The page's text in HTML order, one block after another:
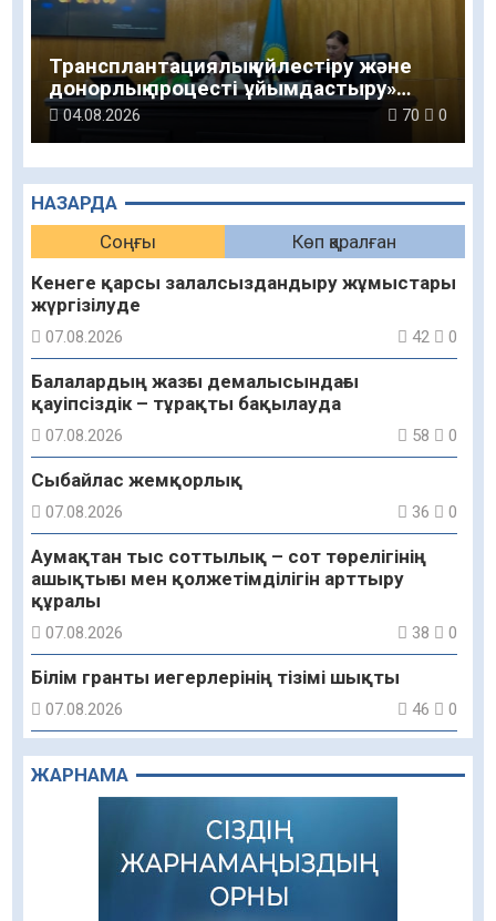
НАЗАРДА
Соңғы
Көп қаралған
Кенеге қарсы залалсыздандыру жұмыстары
жүргізілуде
07.08.2026 42 0
Балалардың жазғы демалысындағы
қауіпсіздік – тұрақты бақылауда
07.08.2026 58 0
Сыбайлас жемқорлық
07.08.2026 36 0
Аумақтан тыс соттылық – сот төрелігінің
ашықтығы мен қолжетімділігін арттыру
құралы
07.08.2026 38 0
Білім гранты иегерлерінің тізімі шықты
07.08.2026 46 0
«Дауыс беру учаскесін қалай табуға болады?»￼
07.08.2026
Қазақстандықтар Құрылтай сайлауынан
жақсылық күтеді – қоғамдық пікір зерттеуі
ЖАРНАМА
Трансплантациялық үйлестіру және
донорлық процесті ұйымдастыру»
тақырыбында семинар өткізілді
04.08.2026 70 0